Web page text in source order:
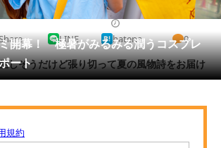
通す
開幕！ 極暑がみるみる潤うコスプレ
ート
LINE hatena 0
しそうだけど張り切って夏の風物詩をお届け